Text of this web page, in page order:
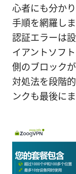
心者にも分か
手順を網羅し
認証エラーは
イアントソフ
側のブロック
対処法を段階
ンクも最後に